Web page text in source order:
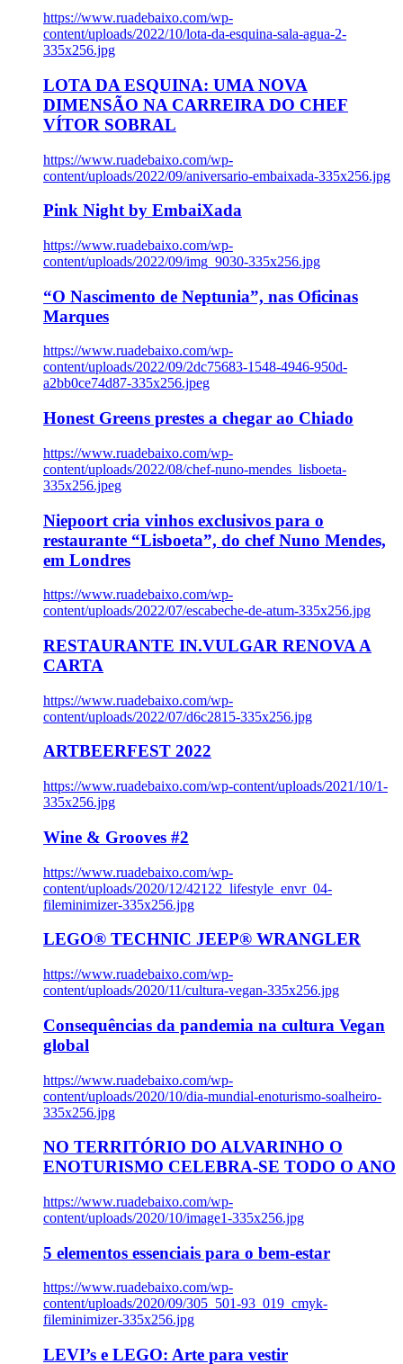
https://www.ruadebaixo.com/wp-
content/uploads/2022/10/lota-da-esquina-sala-agua-2-
335x256.jpg
LOTA DA ESQUINA: UMA NOVA
DIMENSÃO NA CARREIRA DO CHEF
VÍTOR SOBRAL
https://www.ruadebaixo.com/wp-
content/uploads/2022/09/aniversario-embaixada-335x256.jpg
Pink Night by EmbaiXada
https://www.ruadebaixo.com/wp-
content/uploads/2022/09/img_9030-335x256.jpg
“O Nascimento de Neptunia”, nas Oficinas
Marques
https://www.ruadebaixo.com/wp-
content/uploads/2022/09/2dc75683-1548-4946-950d-
a2bb0ce74d87-335x256.jpeg
Honest Greens prestes a chegar ao Chiado
https://www.ruadebaixo.com/wp-
content/uploads/2022/08/chef-nuno-mendes_lisboeta-
335x256.jpeg
Niepoort cria vinhos exclusivos para o
restaurante “Lisboeta”, do chef Nuno Mendes,
em Londres
https://www.ruadebaixo.com/wp-
content/uploads/2022/07/escabeche-de-atum-335x256.jpg
RESTAURANTE IN.VULGAR RENOVA A
CARTA
https://www.ruadebaixo.com/wp-
content/uploads/2022/07/d6c2815-335x256.jpg
ARTBEERFEST 2022
https://www.ruadebaixo.com/wp-content/uploads/2021/10/1-
335x256.jpg
Wine & Grooves #2
https://www.ruadebaixo.com/wp-
content/uploads/2020/12/42122_lifestyle_envr_04-
fileminimizer-335x256.jpg
LEGO® TECHNIC JEEP® WRANGLER
https://www.ruadebaixo.com/wp-
content/uploads/2020/11/cultura-vegan-335x256.jpg
Consequências da pandemia na cultura Vegan
global
https://www.ruadebaixo.com/wp-
content/uploads/2020/10/dia-mundial-enoturismo-soalheiro-
335x256.jpg
NO TERRITÓRIO DO ALVARINHO O
ENOTURISMO CELEBRA-SE TODO O ANO
https://www.ruadebaixo.com/wp-
content/uploads/2020/10/image1-335x256.jpg
5 elementos essenciais para o bem-estar
https://www.ruadebaixo.com/wp-
content/uploads/2020/09/305_501-93_019_cmyk-
fileminimizer-335x256.jpg
LEVI’s e LEGO: Arte para vestir